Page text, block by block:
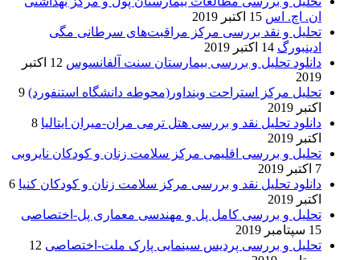
ان. اچ. اس 15 اکتبر 2019
تحلیل و نقد بررسی مرکز مراقبت‌های سرطانی مگی
ادینبورگ 14 اکتبر 2019
دانلود تحلیل و بررسی بیمارستان سنت آلفانسوس
12 اکتبر
2019
تحلیل مرکز استراحت وینداور(محوطه دانشگاه استنفورد) 9
اکتبر 2019
دانلود تحلیل نقد و بررسی هتل ترمی مران-میران ایتالیا 8
اکتبر 2019
تحلیل و بررسی اقلیمی مرکز سلامت زنان و کودکان نایروبی
7 اکتبر 2019
دانلود تحلیل نقد و بررسی مرکز سلامت زنان و کودکان کنیا 6
اکتبر 2019
تحلیل و بررسی کامل پل و مهندسی معماری پل-اختصاصی
15 سپتامبر 2019
تحلیل و بررسی پردیس سینمایی پارک ملت-اختصاصی 12